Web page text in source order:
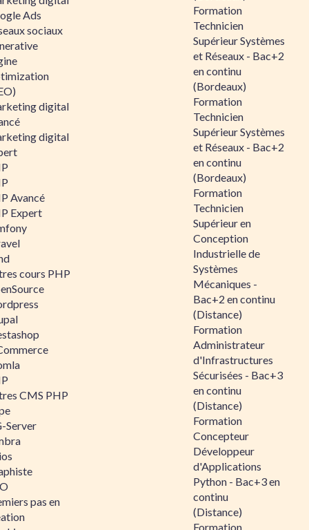
Ads
sociaux
digital
digital
Avancé
Expert
cours PHP
CMS PHP
Server
pas en
Formation
Technicien
Supérieur Systèmes
et Réseaux - Bac+2
en continu
(Bordeaux)
Formation
Technicien
Supérieur Systèmes
et Réseaux - Bac+2
en continu
(Bordeaux)
Formation
Technicien
Supérieur en
Conception
Industrielle de
Systèmes
Mécaniques -
Bac+2 en continu
(Distance)
Formation
Administrateur
d'Infrastructures
Sécurisées - Bac+3
en continu
(Distance)
Formation
Concepteur
Développeur
d'Applications
Python - Bac+3 en
continu
(Distance)
Formation